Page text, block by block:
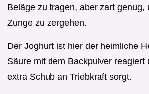
Beläge zu tragen, aber zart genug,
Zunge zu zergehen.
Der Joghurt ist hier der heimliche
Säure mit dem Backpulver reagiert
extra Schub an Triebkraft sorgt.